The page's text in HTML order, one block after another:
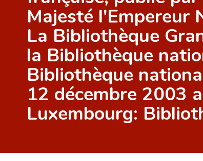
Kontakt
Majesté l'Empereur
La Bibliothèque
la Bibliothèque
Bibliothèque
12 décembre 2003
Luxembourg: